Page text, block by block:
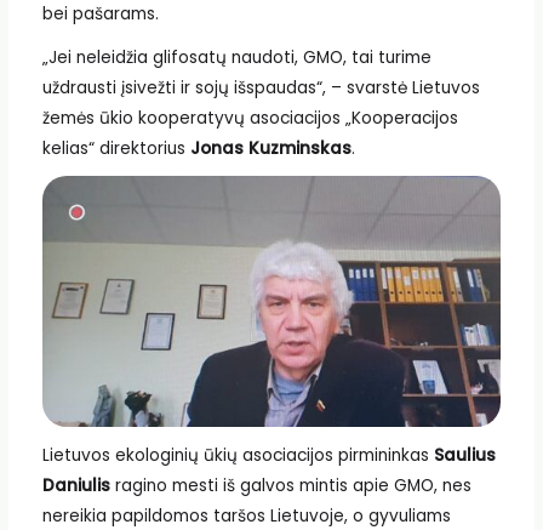
bei pašarams.
„Jei neleidžia glifosatų naudoti, GMO, tai turime
uždrausti įsivežti ir sojų išspaudas“, – svarstė Lietuvos
žemės ūkio kooperatyvų asociacijos „Kooperacijos
kelias“ direktorius Jonas Kuzminskas.
Lietuvos ekologinių ūkių asociacijos pirmininkas Saulius
Daniulisragino mesti iš galvos mintis apie GMO, nes
nereikia papildomos taršos Lietuvoje, o gyvuliams